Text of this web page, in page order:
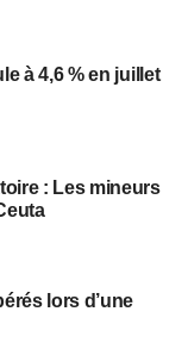
à 4,6 % en juillet
: Les mineurs
lors d’une